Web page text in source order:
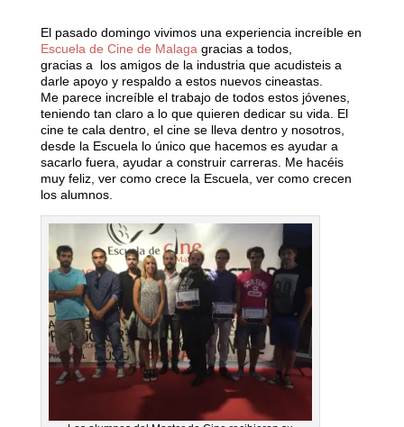
El pasado domingo vivimos una experiencia increíble en
Escuela de Cine de Malaga ​ gracias a todos,
gracias a los amigos de la industria que acudisteis a
darle apoyo y respaldo a estos nuevos cineastas.
Me parece increíble el trabajo de todos estos jóvenes,
teniendo tan claro a lo que quieren dedicar su vida. El
cine te cala dentro, el cine se lleva dentro y nosotros,
desde la Escuela lo único que hacemos es ayudar a
sacarlo fuera, ayudar a construir carreras. Me hacéis
muy feliz, ver como crece la Escuela, ver como crecen
los alumnos.